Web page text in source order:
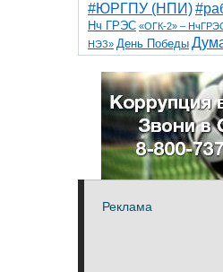
#ЮРГПУ (НПИ)
Нч ГРЭС «ОГК-2» –
НЭЗ» День Победы
НчГРЭС
благоустройство
детидороги казаки
общественная палата
спорт театр транспорт
Реклама